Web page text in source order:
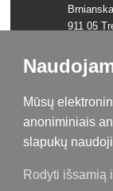
911 05
+421
Įmonės
831 54
Mūsų
anoniminiais
slapukų
Rodyti išsamią